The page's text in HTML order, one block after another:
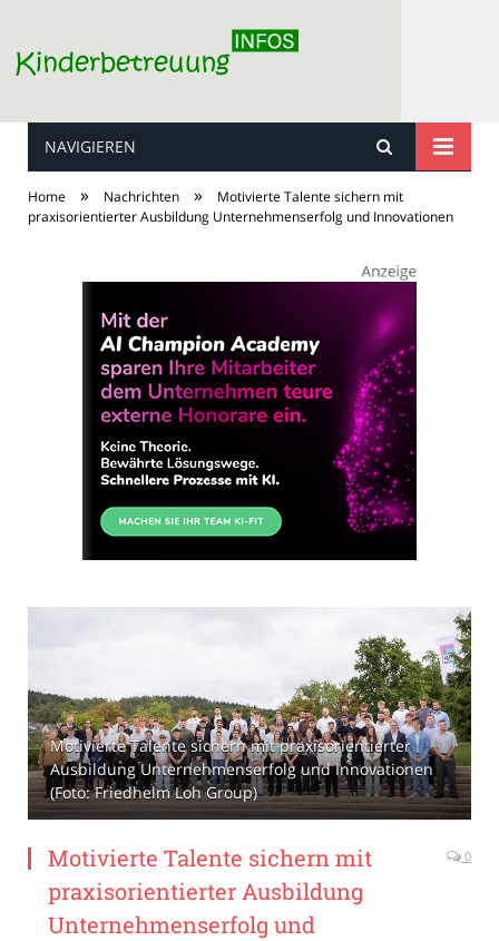
Kinderbetreuung
NAVIGIEREN
Home » Nachrichten »
Motivierte Talente sichern mit
praxisorientierter Ausbildung Unternehmenserfolg und Innovationen
Motivierte Talente sichern mit praxisorientierter
Ausbildung Unternehmenserfolg und Innovationen
(Foto: Friedhelm Loh Group)
Motivierte Talente sichern mit
praxisorientierter Ausbildung
Unternehmenserfolg und
0